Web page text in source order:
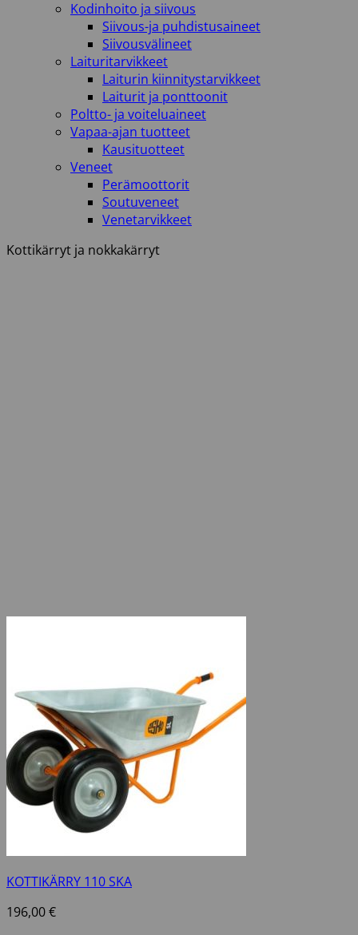
Kodinhoito ja siivous
Siivous-ja puhdistusaineet
Siivousvälineet
Laituritarvikkeet
Laiturin kiinnitystarvikkeet
Laiturit ja ponttoonit
Poltto- ja voiteluaineet
Vapaa-ajan tuotteet
Kausituotteet
Veneet
Perämoottorit
Soutuveneet
Venetarvikkeet
Kottikärryt ja nokkakärryt
KOTTIKÄRRY 110 SKA
196,00€